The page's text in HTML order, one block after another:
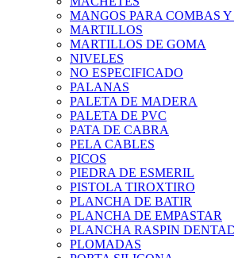
MANGOS PARA COMBAS Y
MARTILLOS
MARTILLOS DE GOMA
NIVELES
NO ESPECIFICADO
PALANAS
PALETA DE MADERA
PALETA DE PVC
PATA DE CABRA
PELA CABLES
PICOS
PIEDRA DE ESMERIL
PISTOLA TIROXTIRO
PLANCHA DE BATIR
PLANCHA DE EMPASTAR
PLANCHA RASPIN
PLOMADAS